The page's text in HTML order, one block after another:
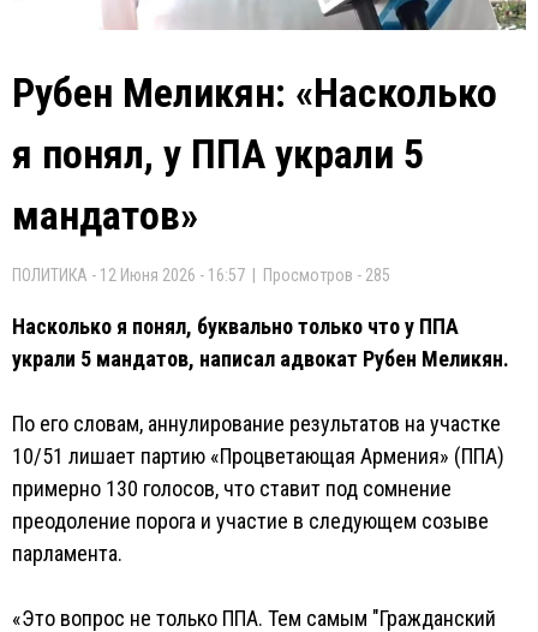
Рубен Меликян: «Насколько
я понял, у ППА украли 5
мандатов»
ПОЛИТИКА - 12 Июня 2026 - 16:57 | Просмотров - 285
Насколько я понял, буквально только что у ППА
украли 5 мандатов, написал адвокат Рубен Меликян.
По его словам, аннулирование результатов на участке
10/51 лишает партию «Процветающая Армения» (ППА)
примерно 130 голосов, что ставит под сомнение
преодоление порога и участие в следующем созыве
парламента.
«Это вопрос не только ППА. Тем самым "Гражданский